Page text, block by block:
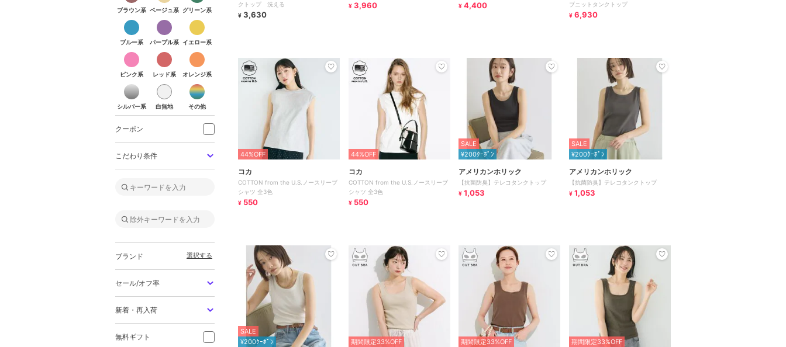
ブラウン系 ベージュ系 グリーン系
ブルー系 パープル系 イエロー系
ピンク系 レッド系 オレンジ系
シルバー系 白無地 その他
クーポン
こだわり条件
ブランド 選択する
セール/オフ率
新着・再入荷
無料ギフト
クトップ 洗える
¥ 3,630
¥ 3,960
¥ 4,400
ブニットタンクトップ
¥ 6,930
44%OFF
コカ
COTTON from the U.S.ノースリーブ
シャツ 全3色
¥ 550
44%OFF
コカ
COTTON from the U.S.ノースリーブ
シャツ 全3色
¥ 550
SALE
¥200ｸｰﾎﾟﾝ
アメリカンホリック
【抗菌防臭】テレコタンクトップ
¥ 1,053
SALE
¥200ｸｰﾎﾟﾝ
アメリカンホリック
【抗菌防臭】テレコタンクトップ
¥ 1,053
SALE
¥200ｸｰﾎﾟﾝ
期間限定33%OFF 期間限定33%OFF 期間限定33%OFF